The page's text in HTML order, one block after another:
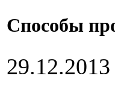
Способы